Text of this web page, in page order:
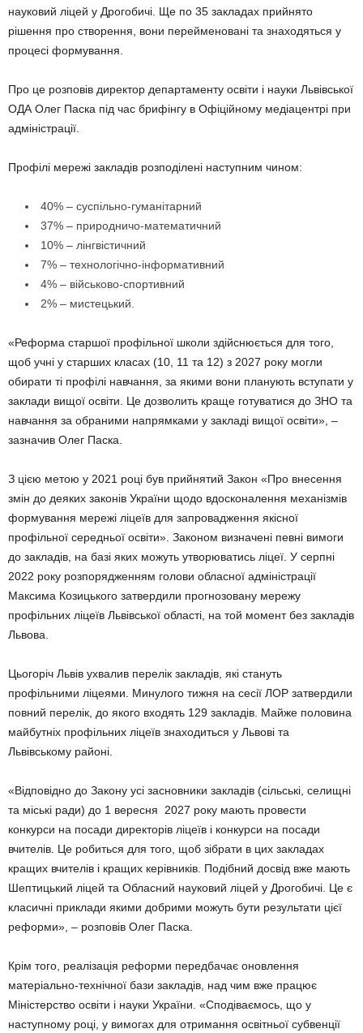
науковий ліцей у Дрогобичі. Ще по 35 закладах прийнято
рішення про створення, вони перейменовані та знаходяться у
процесі формування.
Про це розповів директор департаменту освіти і науки Львівської
ОДА Олег Паска під час брифінгу в Офіційному медіацентрі при
адміністрації.
Профілі мережі закладів розподілені наступним чином:
40% – суспільно-гуманітарний
37% – природничо-математичний
10% – лінгвістичний
7% – технологічно-інформативний
4% – військово-спортивний
2% – мистецький.
«Реформа старшої профільної школи здійснюється для того,
щоб учні у старших класах (10, 11 та 12) з 2027 року могли
обирати ті профілі навчання, за якими вони планують вступати у
заклади вищої освіти. Це дозволить краще готуватися до ЗНО та
навчання за обраними напрямками у закладі вищої освіти», –
зазначив Олег Паска.
З цією метою у 2021 році був прийнятий Закон «Про внесення
змін до деяких законів України щодо вдосконалення механізмів
формування мережі ліцеїв для запровадження якісної
профільної середньої освіти». Законом визначені певні вимоги
до закладів, на базі яких можуть утворюватись ліцеї. У серпні
2022 року розпорядженням голови обласної адміністрації
Максима Козицького затвердили прогнозовану мережу
профільних ліцеїв Львівської області, на той момент без закладів
Львова.
Цьогоріч Львів ухвалив перелік закладів, які стануть
профільними ліцеями. Минулого тижня на сесії ЛОР затвердили
повний перелік, до якого входять 129 закладів. Майже половина
майбутніх профільних ліцеїв знаходиться у Львові та
Львівському районі.
«Відповідно до Закону усі засновники закладів (сільські, селищні
та міські ради) до 1 вересня 2027 року мають провести
конкурси на посади директорів ліцеїв і конкурси на посади
вчителів. Це робиться для того, щоб зібрати в цих закладах
кращих вчителів і кращих керівників. Подібний досвід вже мають
Шептицький ліцей та Обласний науковий ліцей у Дрогобичі. Це є
класичні приклади якими добрими можуть бути результати цієї
реформи», – розповів Олег Паска.
Крім того, реалізація реформи передбачає оновлення
матеріально-технічної бази закладів, над чим вже працює
Міністерство освіти і науки України. «Сподіваємось, що у
наступному році, у вимогах для отримання освітньої субвенції